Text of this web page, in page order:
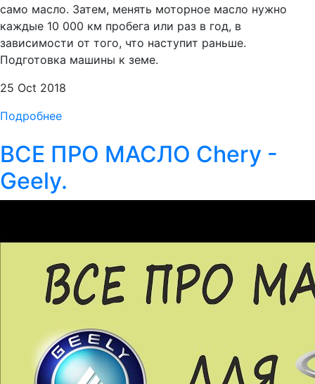
само масло. Затем, менять моторное масло нужно
каждые 10 000 км пробега или раз в год, в
зависимости от того, что наступит раньше.
Подготовка машины к земе.
25 Oct 2018
Подробнее
ВСЕ ПРО МАСЛО Chery -
Geely.